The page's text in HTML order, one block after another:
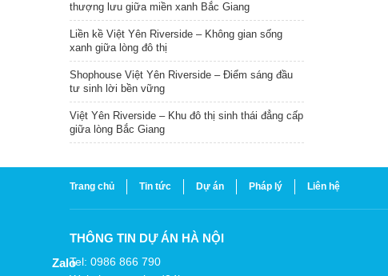
thượng lưu giữa miền xanh Bắc Giang
Liền kề Việt Yên Riverside – Không gian sống
xanh giữa lòng đô thị
Shophouse Việt Yên Riverside – Điểm sáng đầu
tư sinh lời bền vững
Việt Yên Riverside – Khu đô thị sinh thái đẳng cấp
giữa lòng Bắc Giang
Trang chủ Tin tức Dự án Pháp lý Liên hệ
THÔNG TIN DỰ ÁN HÀ NỘI
Tel: 0986 866 790
Zalo